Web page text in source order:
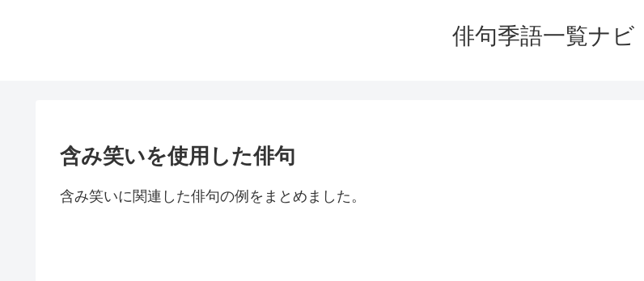
俳句季語一覧ナビ
含み笑いを使用した俳句
含み笑いに関連した俳句の例をまとめました。